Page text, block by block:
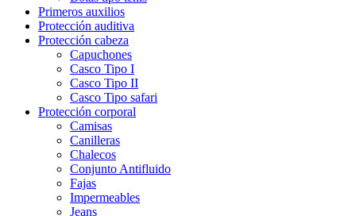
Primeros auxilios
Protección auditiva
Protección cabeza
Capuchones
Casco Tipo I
Casco Tipo II
Casco Tipo safari
Protección corporal
Camisas
Canilleras
Chalecos
Conjunto Antifluido
Fajas
Impermeables
Jeans